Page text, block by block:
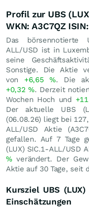
Profil zur UBS
WKN: A3C7QZ
Das börsennotierte
ALL/USD ist in
seine
Sonstige. Die Aktie
von +6,65%. Die
+0,32%. Derzeit
Wochen Hoch und
Der aktuelle UBS
(06.08.26) liegt bei
ALL/USD Aktie
gefallen. Auf 7 Tage
(LUX) SIC.1-ALL/USD
%verändert. Der
Aktie auf 30 Tage, seit
Kursziel UBS
Einschätzungen